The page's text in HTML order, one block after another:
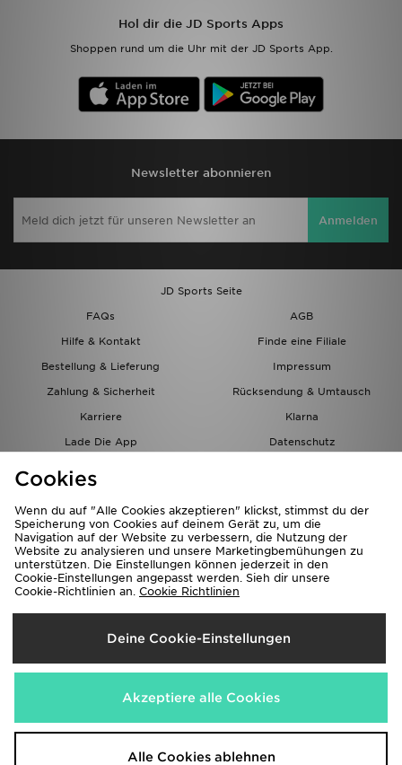
Hol dir die JD Sports Apps
Shoppen rund um die Uhr mit der JD Sports App.
Newsletter abonnieren
Anmelden
JD Sports Seite
FAQs
AGB
Hilfe & Kontakt
Finde eine Filiale
Bestellung & Lieferung
Impressum
Zahlung & Sicherheit
Rücksendung & Umtausch
Karriere
Klarna
Lade Die App
Datenschutz
Lieferung Nach
Österreich
Wir akzeptieren folgende Zahlungsmethoden
Corporate Website www.jdplc.com
Lade Die APP
Geschenkkarte
Cookies
Wenn du auf "Alle Cookies akzeptieren" klickst, stimmst du der
Speicherung von Cookies auf deinem Gerät zu, um die
Navigation auf der Website zu verbessern, die Nutzung der
Website zu analysieren und unsere Marketingbemühungen zu
unterstützen. Die Einstellungen können jederzeit in den
Cookie-Einstellungen angepasst werden. Sieh dir unsere
Cookie-Richtlinien an. Cookie Richtlinien
Deine Cookie-Einstellungen
Akzeptiere alle Cookies
Alle Cookies ablehnen